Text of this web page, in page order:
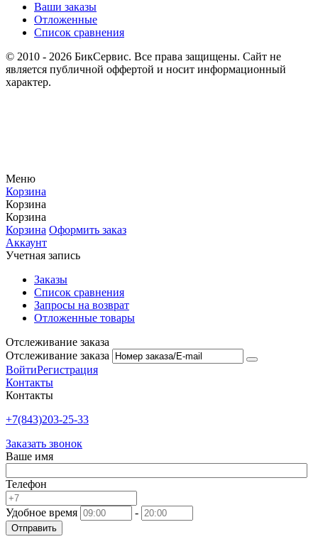
Ваши заказы
Отложенные
Список сравнения
© 2010 - 2026 БикСервис. Все права защищены. Сайт не
является публичной оффертой и носит информационный
характер.
Меню
Корзина
Корзина
Корзина
Корзина Оформить заказ
Аккаунт
Учетная запись
Заказы
Список сравнения
Запросы на возврат
Отложенные товары
Отслеживание заказа
Отслеживание заказа
ВойтиРегистрация
Контакты
Контакты
+7(843)203-25-33
Заказать звонок
Ваше имя
Телефон
Удобное время -
Отправить